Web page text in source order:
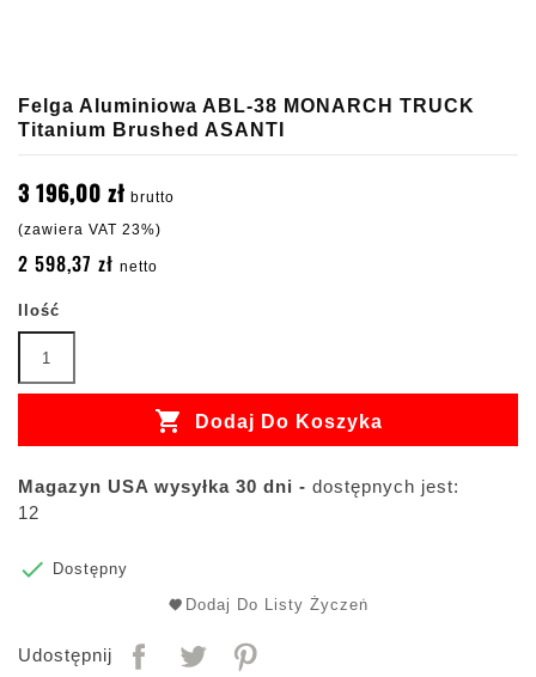
Felga Aluminiowa ABL-38 MONARCH TRUCK
Titanium Brushed ASANTI
3 196,00 zł brutto
(zawiera VAT 23%)
2 598,37 zł netto
Ilość
 Dodaj Do Koszyka
Magazyn USA wysyłka 30 dni - dostępnych jest:
12

Dostępny
Dodaj Do Listy Życzeń
Udostępnij